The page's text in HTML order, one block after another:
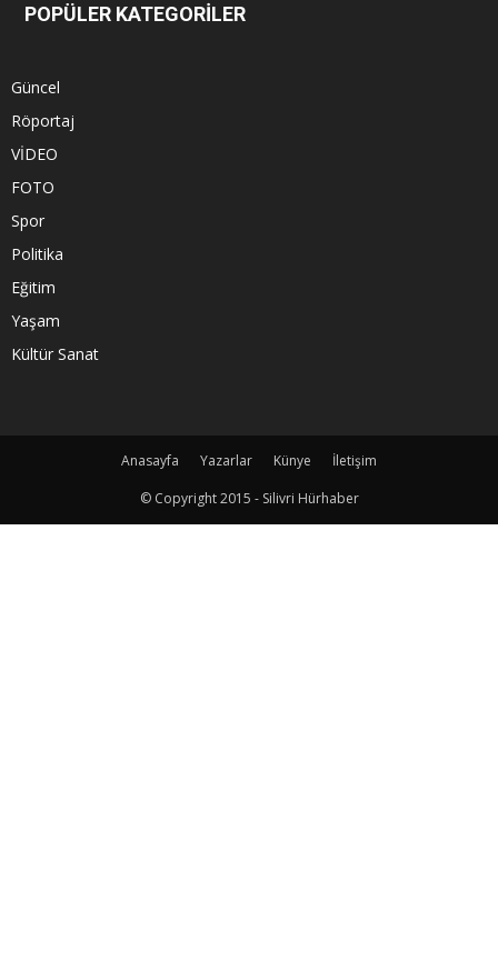
POPÜLER KATEGORİLER
Güncel
Röportaj
VİDEO
FOTO
Spor
Politika
Eğitim
Yaşam
Kültür Sanat
Anasayfa Yazarlar Künye
İletişim
© Copyright 2015 - Silivri Hürhaber